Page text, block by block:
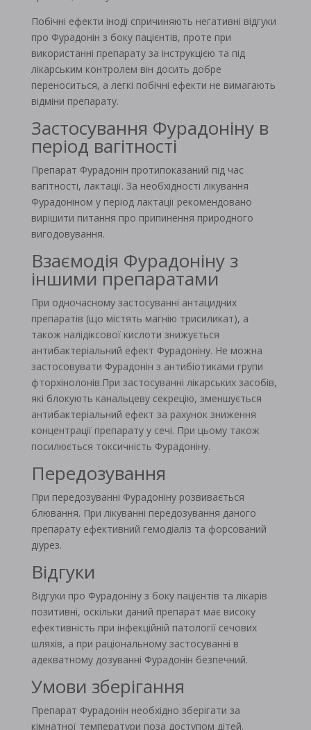
Побічні ефекти іноді спричиняють негативні відгуки
про Фурадонін з боку пацієнтів, проте при
використанні препарату за інструкцією та під
лікарським контролем він досить добре
переноситься, а легкі побічні ефекти не вимагають
відміни препарату.
Застосування Фурадоніну в
період вагітності
Препарат Фурадонін протипоказаний під час
вагітності, лактації. За необхідності лікування
Фурадоніном у період лактації рекомендовано
вирішити питання про припинення природного
вигодовування.
Взаємодія Фурадоніну з
іншими препаратами
При одночасному застосуванні антацидних
препаратів (що містять магнію трисиликат), а
також налідіксової кислоти знижується
антибактеріальний ефект Фурадоніну. Не можна
застосовувати Фурадонін з антибіотиками групи
фторхінолонів.При застосуванні лікарських засобів,
які блокують канальцеву секрецію, зменшується
антибактеріальний ефект за рахунок зниження
концентрації препарату у сечі. При цьому також
посилюється токсичність Фурадоніну.
Передозування
При передозуванні Фурадоніну розвивається
блювання. При лікуванні передозування даного
препарату ефективний гемодіаліз та форсований
діурез.
Відгуки
Відгуки про Фурадоніну з боку пацієнтів та лікарів
позитивні, оскільки даний препарат має високу
ефективність при інфекційній патології сечових
шляхів, а при раціональному застосуванні в
адекватному дозуванні Фурадонін безпечний.
Умови зберігання
Препарат Фурадонін необхідно зберігати за
кімнатної температури поза доступом дітей.